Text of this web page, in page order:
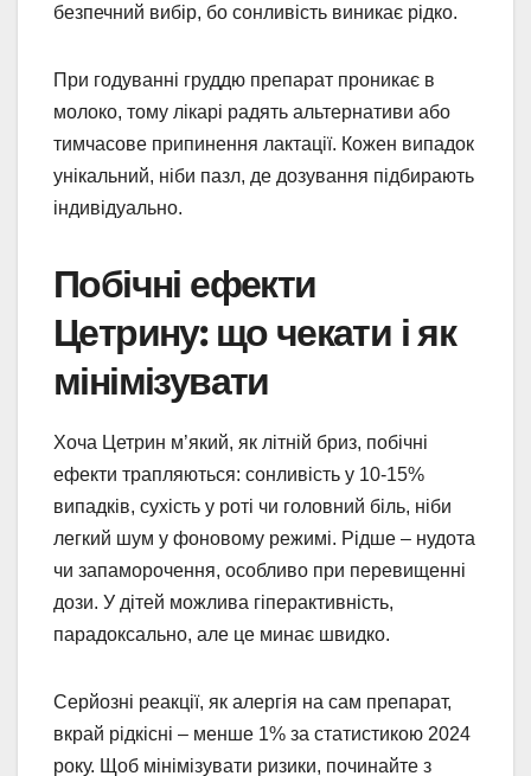
безпечний вибір, бо сонливість виникає рідко.
При годуванні груддю препарат проникає в
молоко, тому лікарі радять альтернативи або
тимчасове припинення лактації. Кожен випадок
унікальний, ніби пазл, де дозування підбирають
індивідуально.
Побічні ефекти
Цетрину: що чекати і як
мінімізувати
Хоча Цетрин м’який, як літній бриз, побічні
ефекти трапляються: сонливість у 10-15%
випадків, сухість у роті чи головний біль, ніби
легкий шум у фоновому режимі. Рідше – нудота
чи запаморочення, особливо при перевищенні
дози. У дітей можлива гіперактивність,
парадоксально, але це минає швидко.
Серйозні реакції, як алергія на сам препарат,
вкрай рідкісні – менше 1% за статистикою 2024
року. Щоб мінімізувати ризики, починайте з